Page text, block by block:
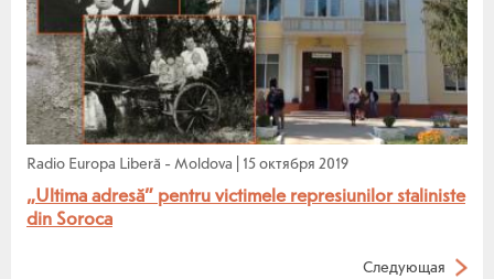
Radio Europa Liberă - Moldova 15 октября 2019
„Ultima adresă” pentru victimele represiunilor staliniste
din Soroca
Следующая